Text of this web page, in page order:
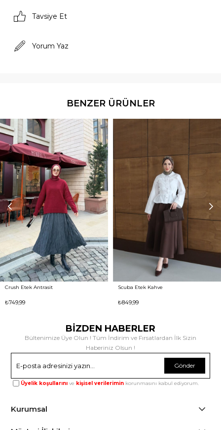
Tavsiye Et
Yorum Yaz
BENZER ÜRÜNLER
Crush Etek Antrasit
₺749,99
Scuba Etek Kahve
₺849,99
BİZDEN HABERLER
Bültenimize Üye Olun ! Tüm İndirim ve Fırsatlardan İlk Sizin
Haberiniz Olsun !
Gönder
Üyelik koşullarını ve kişisel verilerimin korunmasını kabul ediyorum.
Kurumsal